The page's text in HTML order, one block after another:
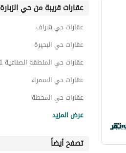
عقارات قريبة من حي الزبارة
عقارات حي شراف
عقارات حي البحيرة
عقارات حي المنطقة الصناعية 1
عقارات حي السمراء
عقارات حي المحطة
عقارات حي الملك عبدالله
عرض المزيد
تصفح أيضاً